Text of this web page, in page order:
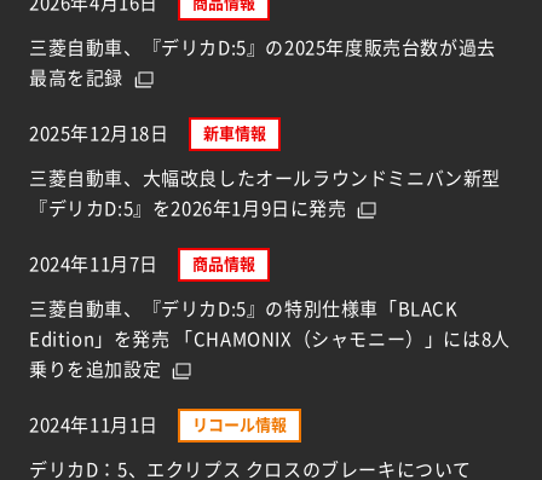
三菱自動車、『デリカD:5』の2025年度販売台数が過去
最高を記録
2025年12月18日 新車情報
三菱自動車、大幅改良したオールラウンドミニバン新型
『デリカD:5』を2026年1月9日に発売
2024年11月7日 商品情報
三菱自動車、『デリカD:5』の特別仕様車「BLACK
Edition」を発売 「CHAMONIX（シャモニー）」には8人
乗りを追加設定
2024年11月1日 リコール情報
デリカD：5、エクリプス クロスのブレーキについて